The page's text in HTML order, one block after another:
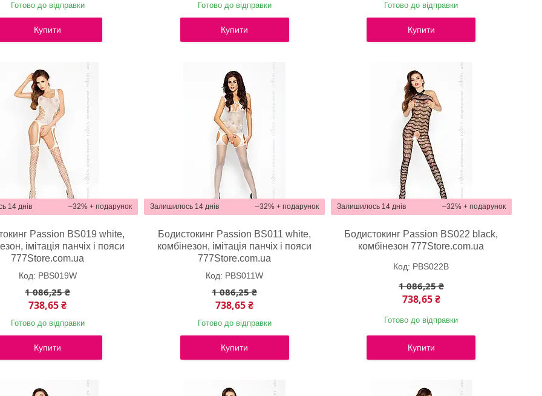
Готово до відправки
Купити
Готово до відправки
Купити
Готово до відправки
Купити
–32%
14 днів
Passion BS019 white,
імітація панчіх і пояси
777Store.com.ua
PBS019W
1 086,25 ₴
738,65 ₴
Готово до відправки
Купити
–32%
Залишилось 14 днів
Бодистокинг Passion BS011 white,
комбінезон, імітація панчіх і пояси
777Store.com.ua
PBS011W
1 086,25 ₴
738,65 ₴
Готово до відправки
Купити
–32%
Залишилось 14 днів
Бодистокинг Passion BS022 black,
комбінезон 777Store.com.ua
PBS022B
1 086,25 ₴
738,65 ₴
Готово до відправки
Купити